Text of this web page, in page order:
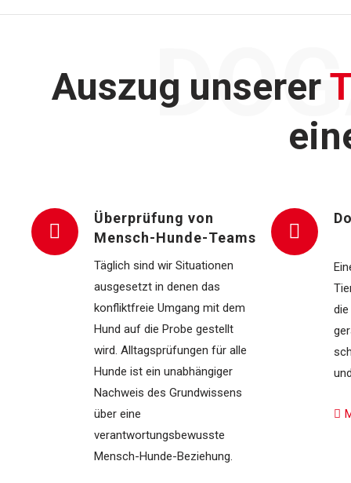
Auszug unserer
Überprüfung von
Mensch-Hunde-Teams
Täglich sind wir Situationen
ausgesetzt in denen das
konfliktfreie Umgang mit dem
Hund auf die Probe gestellt
wird. Alltagsprüfungen für alle
Hunde ist ein unabhängiger
Nachweis des Grundwissens
über eine
verantwortungsbewusste
Mensch-Hunde-Beziehung.